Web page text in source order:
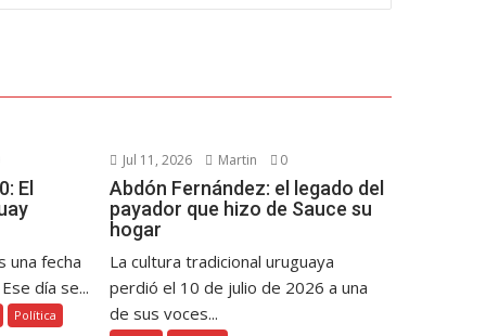
El
una fecha
día se...
Política
Jul 11, 2026 Martin 0
Abdón Fernández: el legado del
payador que hizo de Sauce su
hogar
La cultura tradicional uruguaya
perdió el 10 de julio de 2026 a una
de sus voces...